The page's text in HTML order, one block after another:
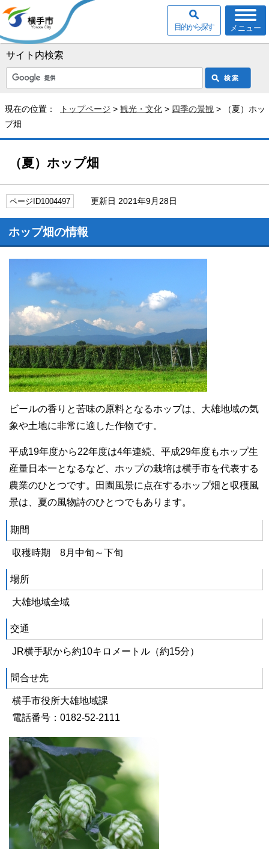
サイト内検索
メニュー
目的から探す
現在の位置： トップページ > 観光・文化 > 四季の景観 > （夏）ホッ
プ畑
（夏）ホップ畑
ページID1004497 更新日 2021年9月28日
ホップ畑の情報
ビールの香りと苦味の原料となるホップは、大雄地域の気
象や土地に非常に適した作物です。
平成19年度から22年度は4年連続、平成29年度もホップ生
産量日本一となるなど、ホップの栽培は横手市を代表する
農業のひとつです。田園風景に点在するホップ畑と収穫風
景は、夏の風物詩のひとつでもあります。
期間
収穫時期 8月中旬～下旬
場所
大雄地域全域
交通
JR横手駅から約10キロメートル（約15分）
問合せ先
横手市役所大雄地域課
電話番号：0182-52-2111